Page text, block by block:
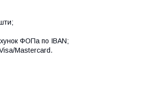
ФОПа по IBAN;
Mastercard.